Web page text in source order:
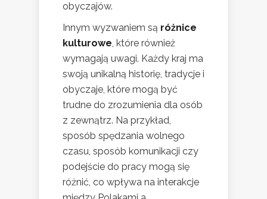
obyczajów.
Innym wyzwaniem są różnice
kulturowe, które również
wymagają uwagi. Każdy kraj ma
swoją unikalną historię, tradycje i
obyczaje, które mogą być
trudne do zrozumienia dla osób
z zewnątrz. Na przykład,
sposób spędzania wolnego
czasu, sposób komunikacji czy
podejście do pracy mogą się
różnić, co wpływa na interakcje